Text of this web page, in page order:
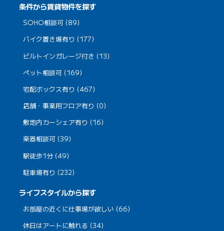
条件から賃貸物件を探す
SOHO相談可 (89)
バイク置き場有り (177)
ビルトインガレージ付き (13)
ペット相談可 (169)
宅配ボックス有り (467)
店舗・事業用フロア有り (0)
敷地内カーシェア有り (16)
楽器相談可 (39)
駅徒歩1分 (49)
駐車場有り (232)
ライフスタイルから探す
お部屋の近くに仕事場が欲しい (66)
休日はアートに触れる (34)